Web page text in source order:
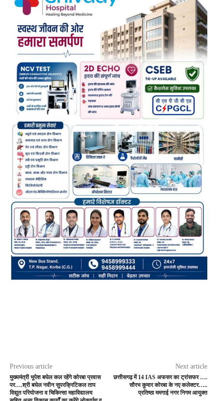
Previous article
मुख्यमंत्री भूपेश बघेल कल रहेंगे कोरबा प्रवास
पर….श्री बघेल नवीन सुपरक्रिटिकल ताप
विद्युत परियोजना व चिकित्सा महाविद्यालय
Next article
छत्तीसगढ़ में 14 IAS अफसर का ट्रांसफर ….
सौरभ कुमार कोरबा के नए कलेक्टर…..
प्रतिष्ठा ममगाई नगर निगम आयुक्त